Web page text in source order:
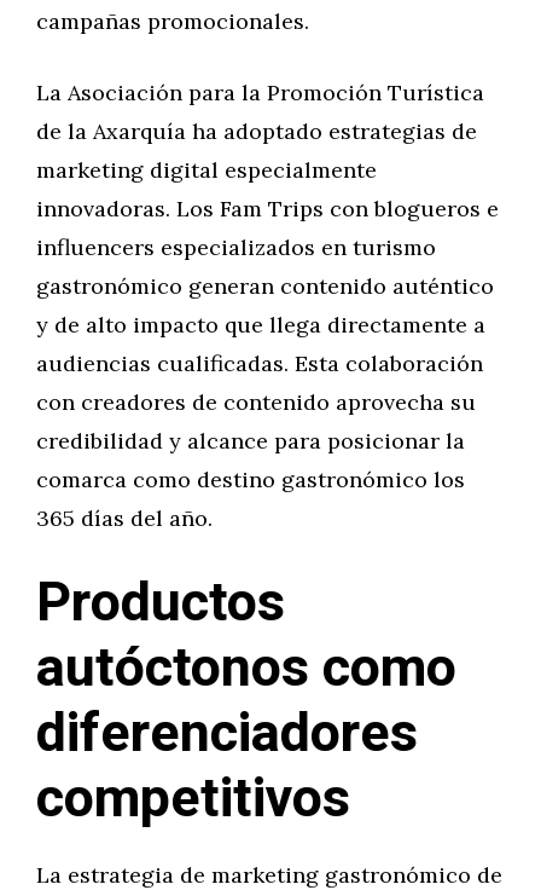
campañas promocionales.
La Asociación para la Promoción Turística
de la Axarquía ha adoptado estrategias de
marketing digital especialmente
innovadoras. Los Fam Trips con blogueros e
influencers especializados en turismo
gastronómico generan contenido auténtico
y de alto impacto que llega directamente a
audiencias cualificadas. Esta colaboración
con creadores de contenido aprovecha su
credibilidad y alcance para posicionar la
comarca como destino gastronómico los
365 días del año.
Productos
autóctonos como
diferenciadores
competitivos
La estrategia de marketing gastronómico de